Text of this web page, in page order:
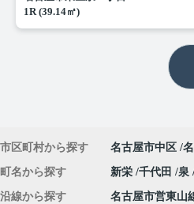
1R (39.14㎡)
市区町村から探す 名古屋市中区
町名から探す 新栄 千代田 泉
沿線から探す 名古屋市営東山